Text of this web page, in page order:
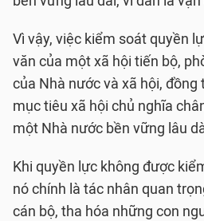
Vì vậy, việc kiểm soát quyền
văn của một xã hội tiến bộ,
của Nhà nước và xã hội, đồng
mục tiêu xã hội chủ nghĩa
một Nhà nước bền vững lâu
Khi quyền lực không được
nó chính là tác nhân quan
cán bộ, tha hóa những con